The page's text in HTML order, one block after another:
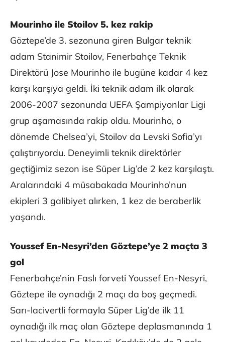
Mourinho ile Stoilov 5. kez rakip
Göztepe’de 3. sezonuna giren Bulgar teknik
adam Stanimir Stoilov, Fenerbahçe Teknik
Direktörü Jose Mourinho ile bugüne kadar 4 kez
karşı karşıya geldi. İki teknik adam ilk olarak
2006-2007 sezonunda UEFA Şampiyonlar Ligi
grup aşamasında rakip oldu. Mourinho, o
dönemde Chelsea’yi, Stoilov da Levski Sofia’yı
çalıştırıyordu. Deneyimli teknik direktörler
geçtiğimiz sezon ise Süper Lig’de 2 kez karşılaştı.
Aralarındaki 4 müsabakada Mourinho’nun
ekipleri 3 galibiyet alırken, 1 kez de beraberlik
yaşandı.
Youssef En-Nesyri’den Göztepe’ye 2 maçta 3
gol
Fenerbahçe’nin Faslı forveti Youssef En-Nesyri,
Göztepe ile oynadığı 2 maçı da boş geçmedi.
Sarı-lacivertli formayla Süper Lig’de ilk 11
oynadığı ilk maç olan Göztepe deplasmanında 1